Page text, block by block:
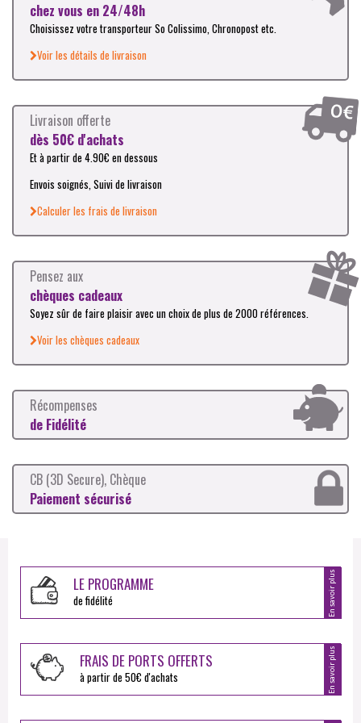
chez vous en 24/48h
Choisissez votre transporteur So Colissimo, Chronopost etc.
Voir les détails de livraison
Livraison offerte
dès 50€ d'achats
Et à partir de 4.90€ en dessous
Envois soignés, Suivi de livraison
Calculer les frais de livraison
Pensez aux
chèques cadeaux
Soyez sûr de faire plaisir avec un choix de plus de 2000 références.
Voir les chèques cadeaux
Récompenses
de Fidélité
CB (3D Secure), Chèque
Paiement sécurisé
LE PROGRAMME
de fidélité En savoir plus
FRAIS DE PORTS OFFERTS
à partir de 50€ d'achats
En savoir plus